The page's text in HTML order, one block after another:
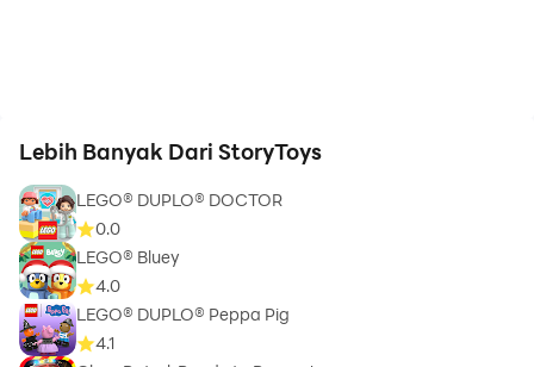
Lebih Banyak Dari StoryToys
LEGO® DUPLO® DOCTOR
0.0
LEGO® Bluey
4.0
LEGO® DUPLO® Peppa Pig
4.1